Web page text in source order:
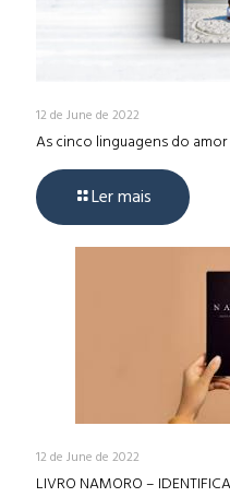
12 de June de 2022
As cinco linguagens do amor
Ler mais
12 de June de 2022
LIVRO NAMORO –